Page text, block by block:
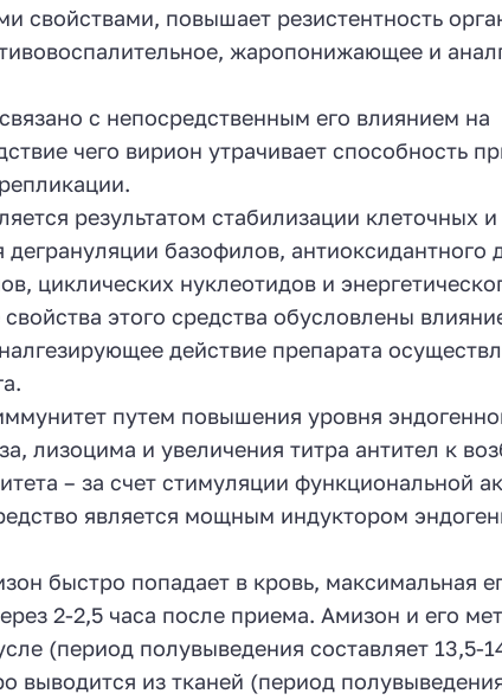
свойствами, повышает резистентность
жаропонижающее и
с непосредственным его влиянием на
чего вирион утрачивает способность
результатом стабилизации клеточных и
базофилов, антиоксидантного
циклических нуклеотидов и
этого средства обусловлены
действие препарата
путем повышения уровня
лизоцима и увеличения титра антител к
– за счет стимуляции функциональной
является мощным индуктором
быстро попадает в кровь, максимальная
2-2,5 часа после приема. Амизон и его
(период полувыведения составляет 13,5-
выводится из тканей (период